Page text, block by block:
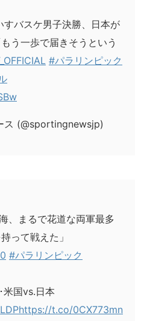
バスケ男子決勝、日本が
う一歩で届きそうという
#パラリンピック
ス (@sportingnewsjp)
、まるで花道な両軍最多
って戦えた」
#パラリンピック
米国vs.日本
https://t.co/0CX773mn